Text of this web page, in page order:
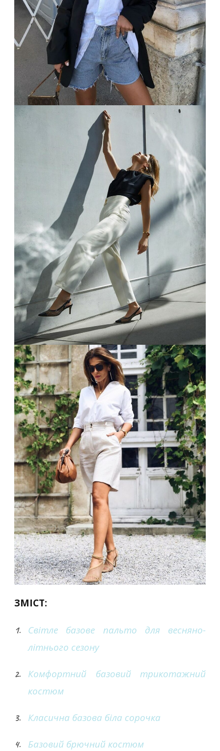
ЗМІСТ:
Світле базове пальто для весняно-
літнього сезону
Комфортний базовий трикотажний
костюм
Класична базова біла сорочка
Базовий брючний костюм